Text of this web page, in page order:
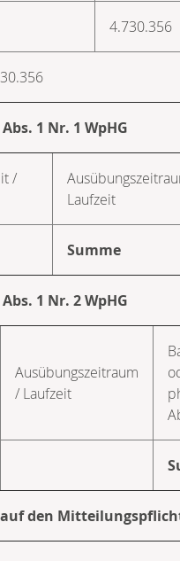
4.730.356
1 Nr. 1 WpHG
/
Laufzeit
Summe
1 Nr. 2 WpHG
Ausübungszeitraum
/ Laufzeit
den